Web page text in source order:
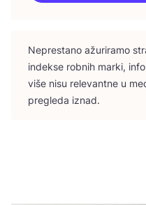
Nepres­ta­no ažu­ri­ra­mo
indek­se rob­nih mar­ki,
više nisu rele­vant­ne u
pre­gle­da iznad.